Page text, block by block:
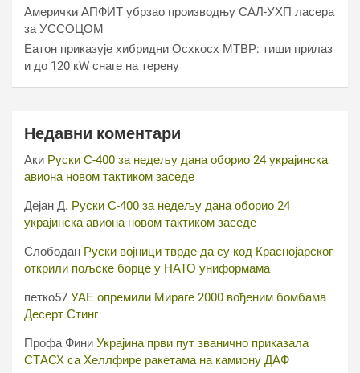
Амерички АПФИТ убрзао производњу САЛ-УХП ласера
за УССОЦОМ
Еатон приказује хибридни Осхкосх МТВР: тиши прилаз
и до 120 кW снаге на терену
Недавни коментари
Аки Руски С-400 за недељу дана оборио 24 украјинска
авиона новом тактиком заседе
Дејан Д. Руски С-400 за недељу дана оборио 24
украјинска авиона новом тактиком заседе
Слободан Руски војници тврде да су код Краснојарског
открили пољске борце у НАТО униформама
петко57 УАЕ опремили Мираге 2000 вођеним бомбама
Десерт Стинг
Профа Фини Украјина први пут званично приказала
СТАСХ са Хеллфире ракетама на камиону ДАФ